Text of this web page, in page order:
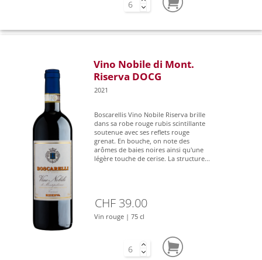
Vino Nobile di Mont.
Riserva DOCG
2021
Boscarellis Vino Nobile Riserva brille
dans sa robe rouge rubis scintillante
soutenue avec ses reflets rouge
grenat. En bouche, on note des
arômes de baies noires ainsi qu'une
légère touche de cerise. La structure...
CHF 39.00
Vin rouge | 75 cl